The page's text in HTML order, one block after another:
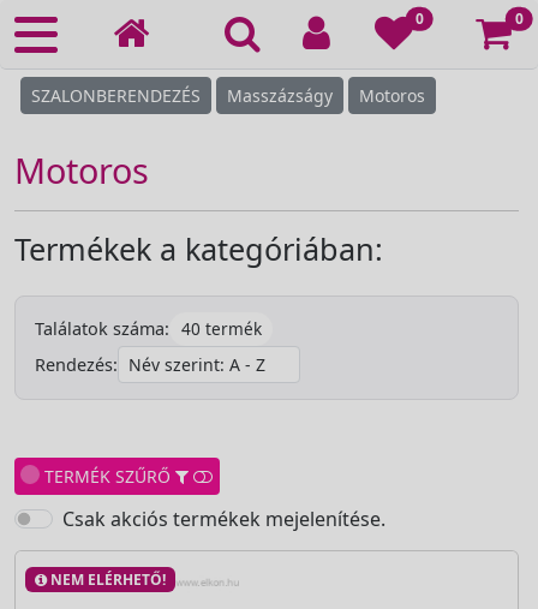
0 0
SZALONBERENDEZÉS Masszázságy Motoros
Motoros
Termékek a kategóriában:
Találatok száma: 40 termék
Rendezés:
TERMÉK SZŰRŐ
Csak akciós termékek mejelenítése.
NEM ELÉRHETŐ!